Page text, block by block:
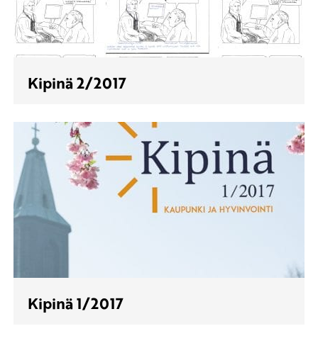
Kipinä 2/2017
Kipinä 1/2017